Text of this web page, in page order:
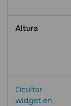
Altura
Ocultar
widget en